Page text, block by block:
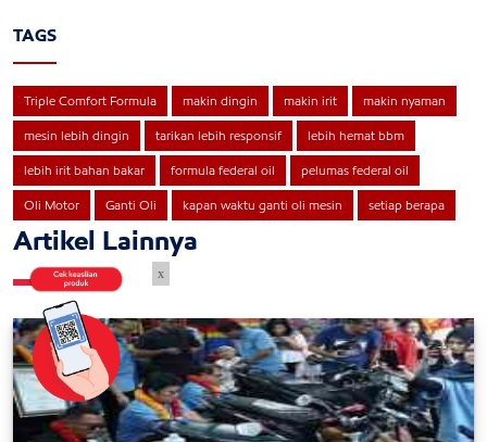
TAGS
Triple Comfort Formula makin dingin makin irit makin nyaman
mesin lebih dingin tarikan lebih responsif lebih hemat bbm
lebih irit bahan bakar formula federal oil pelumas federal oil
Oli Motor Ganti Oli kapan waktu ganti oli mesin setiap berapa
Artikel Lainnya
x